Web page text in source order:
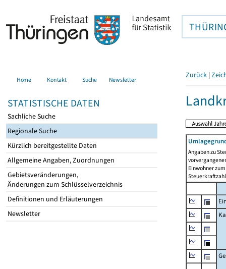
Home Kontakt Suche Newsletter
STATISTISCHE DATEN
Sachliche Suche
Regionale Suche
Kürzlich bereitgestellte Daten
Allgemeine Angaben, Zuordnungen
Gebietsveränderungen,
Änderungen zum Schlüsselverzeichnis
Definitionen und Erläuterungen
Newsletter
Zurück |
Angaben zu
Einwohner